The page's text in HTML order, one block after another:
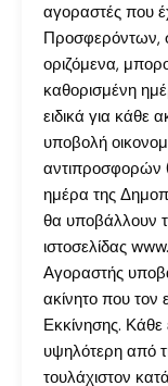
αγοραστές που
Προσφερόντων,
οριζόμενα,
καθορισμένη
ειδικά για κάθε
υποβολή
αντιπροσφορών
ημέρα της
θα υποβάλλουν
ιστοσελίδας
Αγοραστής
ακίνητο που τον
Εκκίνησης.
υψηλότερη από
τουλάχιστον